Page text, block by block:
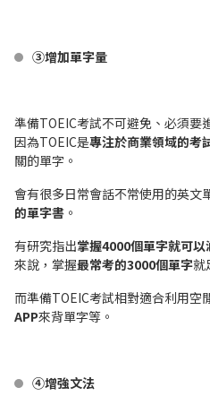
③增加單字量
準備TOEIC考試不可避免、必須要
因為TOEIC是專注於商業領域的考
關的單字。
會有很多日常會話不常使用的英文
的單字書 。
有研究指出掌握4000個單字就可
來說，掌握最常考的3000個單字就
而準備TOEIC考試相對適合利用空
APP來背單字等。
④增強文法